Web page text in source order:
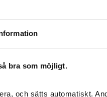
bra som möjligt.
och sätts automatiskt.
utvärdera och justera
har
annars går det bra